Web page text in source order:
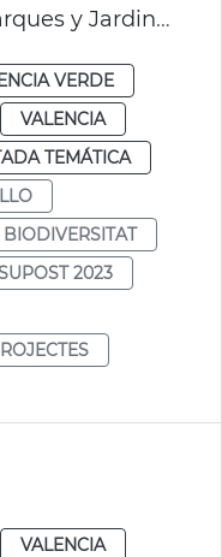
Presupuesto OAM de Parques y Jardines
VERDE
VALENCIA
TEMÁTICA
BIODIVERSITAT
2023
VALENCIA